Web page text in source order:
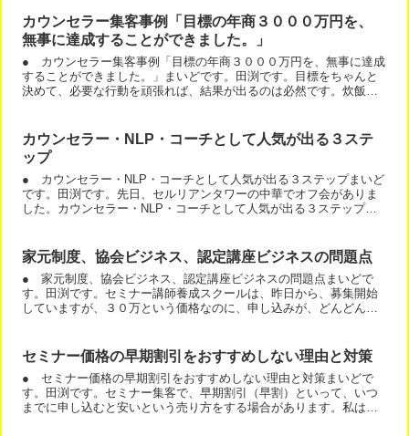
カウンセラー集客事例「目標の年商３０００万円を、
無事に達成することができました。」
● カウンセラー集客事例「目標の年商３０００万円を、無事に達成
することができました。」まいどです。田渕です。目標をちゃんと
決めて、必要な行動を頑張れば、結果が出るのは必然です。炊飯器
カウンセラー・NLP・コーチとして人気が出る３ステ
ップ
● カウンセラー・NLP・コーチとして人気が出る３ステップまいど
です。田渕です。先日、セルリアンタワーの中華でオフ会がありま
した。カウンセラー・NLP・コーチとして人気が出る３ステップに
家元制度、協会ビジネス、認定講座ビジネスの問題点
● 家元制度、協会ビジネス、認定講座ビジネスの問題点まいどで
す。田渕です。セミナー講師養成スクールは、昨日から、募集開始
していますが、３０万という価格なのに、申し込みが、どんどん来
セミナー価格の早期割引をおすすめしない理由と対策
● セミナー価格の早期割引をおすすめしない理由と対策まいどで
す。田渕です。セミナー集客で、早期割引（早割）といって、いつ
までに申し込むと安いという売り方をする場合があります。私は、